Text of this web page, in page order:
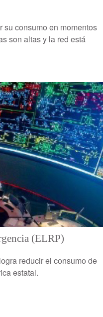
su consumo en momentos
son altas y la red está
(ELRP)
reducir el consumo de
estatal.